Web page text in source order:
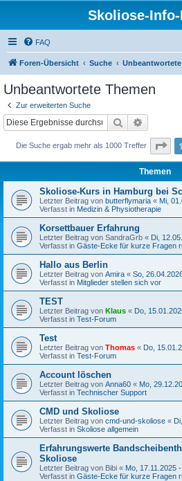
Skoliose-
FAQ
Foren-Übersicht Suche Unbeantwortete
Unbeantwortete Themen
Zur erweiterten Suche
Suche
Die Suche ergab mehr als 1000 Treffer 1
Themen
Skoliose-Kurs in Hamburg bei
Letzter Beitrag von butterflymaria « Mi,
Verfasst in Medizin & Physiotherapie
Korsettbauer Erfahrung
Letzter Beitrag von SandraGrb « Di,
Verfasst in Gäste-Ecke für kurze Fragen
Hallo aus Berlin
Letzter Beitrag von Amira « So,
Verfasst in Mitglieder stellen sich vor
TEST
Letzter Beitrag von Klaus « Do,
Verfasst in Test-Forum
Test
Letzter Beitrag von Thomas « Do,
Verfasst in Test-Forum
Account löschen
Letzter Beitrag von Anna60 « Mo,
Verfasst in Technischer Support
CMD und Skoliose
Letzter Beitrag von cmd-und-skoliose «
Verfasst in Skoliose allgemein
Erfahrungswerte
Skoliose
Letzter Beitrag von Bibi « Mo, 17.11.2025
Verfasst in Gäste-Ecke für kurze Fragen